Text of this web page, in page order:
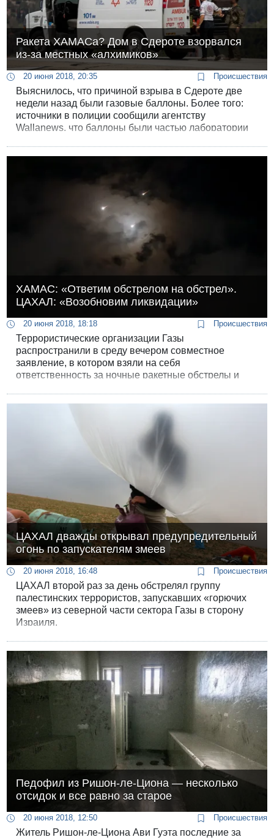
Ракета ХАМАСа? Дом в Сдероте взорвался
из-за местных «алхимиков»
20 июня 2018, 20:35 Происшествия
Выяснилось, что причиной взрыва в Сдероте две
недели назад были газовые баллоны. Более того:
источники в полиции сообщили агентству
Wallanews, что баллоны были частью лаборатории
ХАМАС: «Ответим обстрелом на обстрел».
ЦАХАЛ: «Возобновим ликвидации»
20 июня 2018, 18:18 Происшествия
Террористические организации Газы
распространили в среду вечером совместное
заявление, в котором взяли на себя
ответственность за ночные ракетные обстрелы и
ЦАХАЛ дважды открывал предупредительный
огонь по запускателям змеев
20 июня 2018, 16:48 Происшествия
ЦАХАЛ второй раз за день обстрелял группу
палестинских террористов, запускавших «горючих
змеев» из северной части сектора Газы в сторону
Израиля.
Педофил из Ришон-ле-Циона — несколько
отсидок и все равно за старое
20 июня 2018, 12:50 Происшествия
Житель Ришон-ле-Циона Ави Гуэта последние за